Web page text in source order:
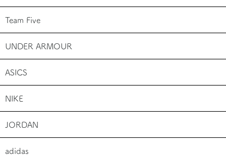
Team Five
UNDER ARMOUR
ASICS
NIKE
JORDAN
adidas